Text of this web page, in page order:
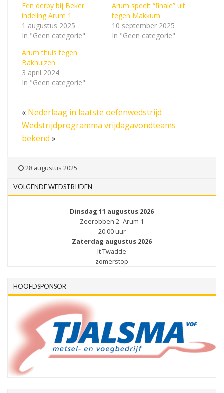
Een derby bij Beker
indeling Arum 1
1 augustus 2025
In "Geen categorie"
Arum speelt “finale” uit
tegen Makkum
10 september 2025
In "Geen categorie"
Arum thuis tegen
Bakhuizen
3 april 2024
In "Geen categorie"
« Nederlaag in laatste oefenwedstrijd
Wedstrijdprogramma vrijdagavondteams
bekend »
28 augustus 2025
VOLGENDE WEDSTRIJDEN
Dinsdag 11 augustus 2026
Zeerobben 2 -Arum 1
20.00 uur
Zaterdag augustus 2026
It Twadde
zomerstop
HOOFDSPONSOR